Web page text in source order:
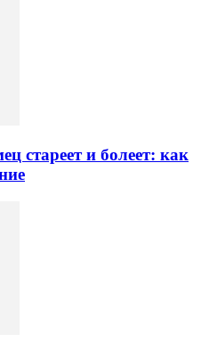
стареет и болеет: как